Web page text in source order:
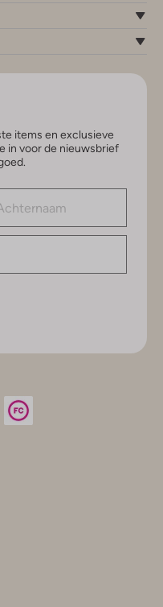
items en exclusieve
in voor de nieuwsbrief